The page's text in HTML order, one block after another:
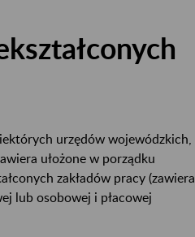
urzędów wojewódzkich,
ułożone w porządku
zakładów pracy (zawiera
lub osobowej i płacowej